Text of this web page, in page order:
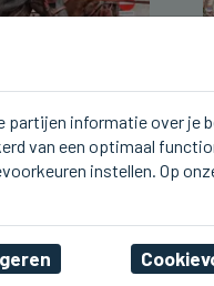
partijen informatie over je
van een optimaal
instellen. Op